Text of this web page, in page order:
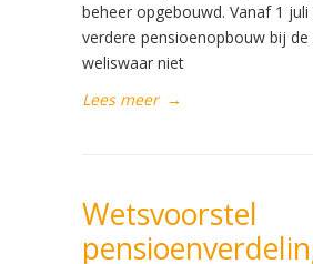
beheer opgebouwd. Vanaf 1 juli
verdere pensioenopbouw bij de
weliswaar niet
Lees meer →
Wetsvoorstel